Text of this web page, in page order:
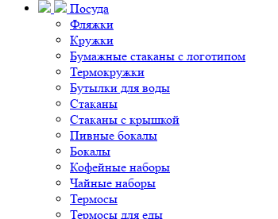
Посуда
Фляжки
Кружки
Бумажные стаканы с логотипом
Термокружки
Бутылки для воды
Стаканы
Стаканы с крышкой
Пивные бокалы
Бокалы
Кофейные наборы
Чайные наборы
Термосы
Термосы для еды